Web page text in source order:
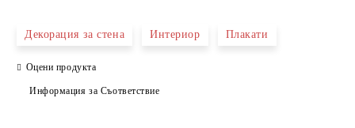
Декорация за стена Интериор Плакати
Оцени продукта
Информация за Съответствие